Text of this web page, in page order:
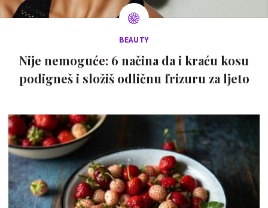
BEAUTY
Nije nemoguće: 6 načina da i kraću kosu
podigneš i složiš odličnu frizuru za ljeto